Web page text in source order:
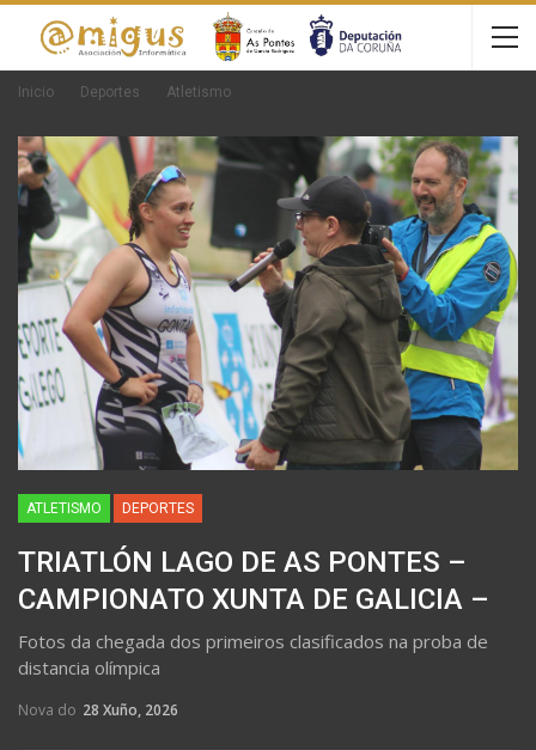
Inicio Deportes Atletismo
ATLETISMO DEPORTES
TRIATLÓN LAGO DE AS PONTES –
CAMPIONATO XUNTA DE GALICIA –
Fotos da chegada dos primeiros clasificados na proba de
distancia olímpica
Nova do 28 Xuño, 2026